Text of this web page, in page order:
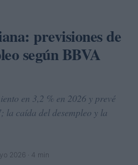
previsiones de
según BBVA
en 3,2 % en 2026 y prevé
la caída del desempleo y la
2026 · 4 min